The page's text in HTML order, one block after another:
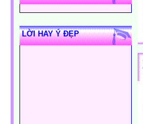
LỜI HAY Ý ĐẸP